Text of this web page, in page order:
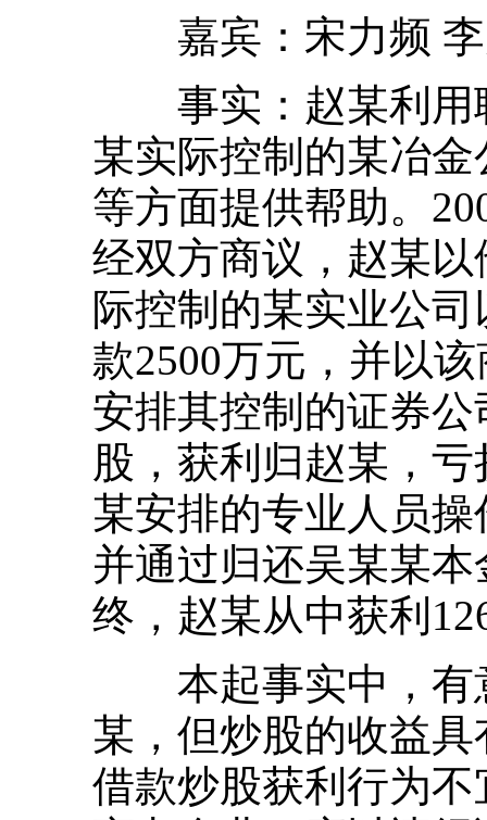
嘉宾：宋力频
事实：赵某利用
某实际控制的某冶
等方面提供帮助。
经双方商议，赵某
际控制的某实业公
款2500万元，并以
安排其控制的证券
股，获利归赵某，
某安排的专业人员
并通过归还吴某某
终，赵某从中获利
本起事实中，有
某，但炒股的收益
借款炒股获利行为